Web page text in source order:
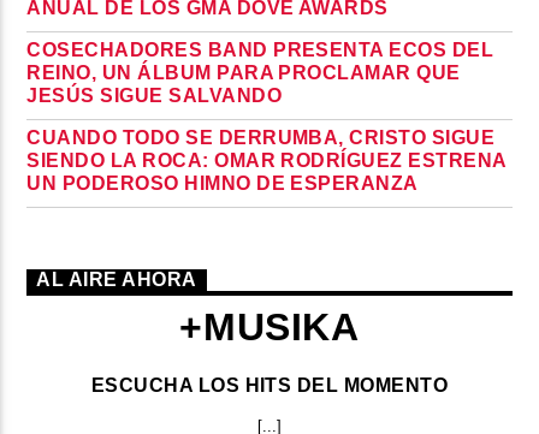
ANUAL DE LOS GMA DOVE AWARDS
COSECHADORES BAND PRESENTA ECOS DEL
REINO, UN ÁLBUM PARA PROCLAMAR QUE
JESÚS SIGUE SALVANDO
CUANDO TODO SE DERRUMBA, CRISTO SIGUE
SIENDO LA ROCA: OMAR RODRÍGUEZ ESTRENA
UN PODEROSO HIMNO DE ESPERANZA
AL AIRE AHORA
+MUSIKA
ESCUCHA LOS HITS DEL MOMENTO
[...]